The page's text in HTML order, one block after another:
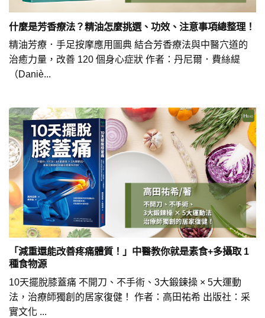
什麼是芳香療法？精油怎麼挑選、功效、注意事項總整理！
精油芳療．手足按摩應用圖典 結合芳香療法與中醫穴道的
治癒力量，改善 120 個身心症狀 作者：丹尼爾．費絲緹
（Daniè...
「減重還能改善疼痛體質！」中醫教你就是素食+多攝取 1
種食物源
10天擺脫膝蓋痛 不開刀、不手術、3大鍛鍊操 × 5大運動
法，治療師獨創的居家復健！ 作者：高田祐希 出版社：采
實文化 ...